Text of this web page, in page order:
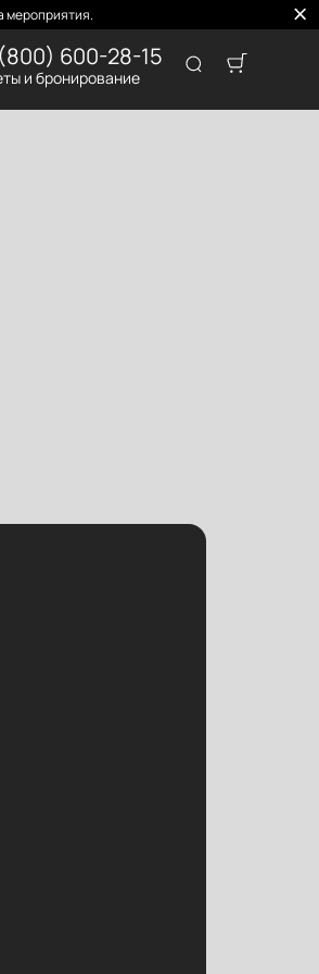
мероприятия.
600-28-15
и бронирование